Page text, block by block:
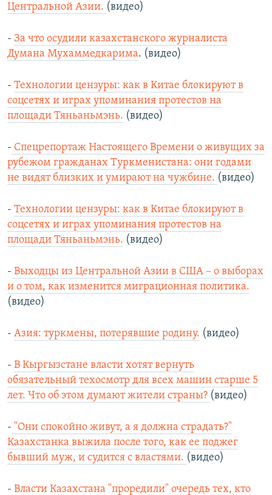
Центральной Азии. (видео)
- За что осудили казахстанского журналиста
Думана Мухаммедкарима. (видео)
- Технологии цензуры: как в Китае блокируют в
соцсетях и играх упоминания протестов на
площади Тяньаньмэнь. (видео)
- Спецрепортаж Настоящего Времени о живущих за
рубежом гражданах Туркменистана: они годами
не видят близких и умирают на чужбине. (видео)
- Технологии цензуры: как в Китае блокируют в
соцсетях и играх упоминания протестов на
площади Тяньаньмэнь. (видео)
- Выходцы из Центральной Азии в США – о выборах
и о том, как изменится миграционная политика.
(видео)
- Азия: туркмены, потерявшие родину. (видео)
- В Кыргызстане власти хотят вернуть
обязательный техосмотр для всех машин старше 5
лет. Что об этом думают жители страны? (видео)
- "Они спокойно живут, а я должна страдать?"
Казахстанка выжила после того, как ее поджег
бывший муж, и судится с властями. (видео)
- Власти Казахстана "проредили" очередь тех, кто